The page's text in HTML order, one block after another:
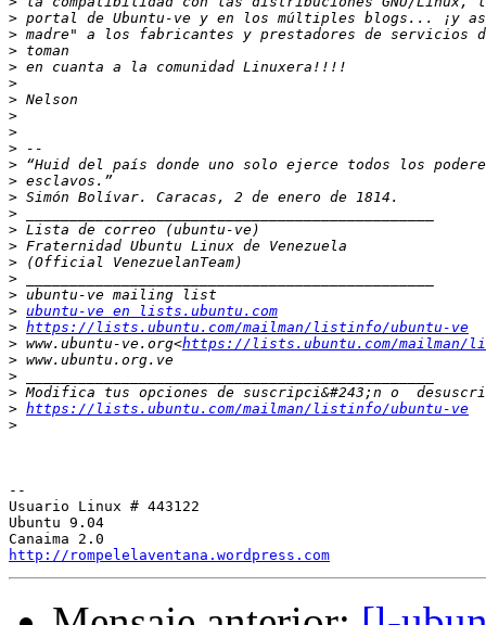
>
>
>
>
>
>
>
>
>
>
>
>
>
>
>
>
>
>
> ubuntu-ve en lists.ubuntu.com
> https://lists.ubuntu.com/mailman/listinfo/ubuntu-ve
> www.ubuntu-ve.org<https://lists.ubuntu.com/mailman/
>
>
>
> https://lists.ubuntu.com/mailman/listinfo/ubuntu-ve
>
--
Usuario Linux # 443122
Ubuntu 9.04
http://rompelelaventana.wordpress.com